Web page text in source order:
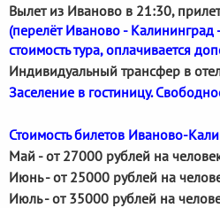
Вылет из Иваново в 21:30,
(перелёт Иваново -
стоимость тура, оплачивается
Индивидуальный трансфер в
Заселение в гостиницу.
Стоимость билетов Иваново-
Май - от 27000 рублей на
Июнь - от 25000 рублей на
Июль - от 35000 рублей на